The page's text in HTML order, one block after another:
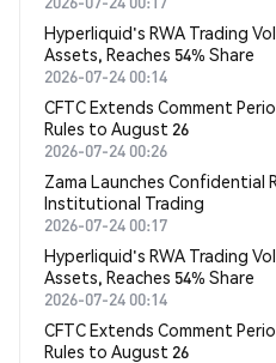
Hyperliquid's RWA Trading
Assets, Reaches 54% Share
2026-07-24 00:14
CFTC Extends Comment
Rules to August 26
2026-07-24 00:26
Zama Launches Confidential
Institutional Trading
2026-07-24 00:17
Hyperliquid's RWA Trading
Assets, Reaches 54% Share
2026-07-24 00:14
CFTC Extends Comment
Rules to August 26